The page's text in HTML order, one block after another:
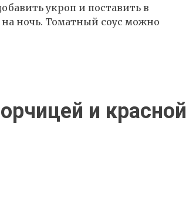
укроп и поставить в
на ночь. Томатный соус можно
и красной